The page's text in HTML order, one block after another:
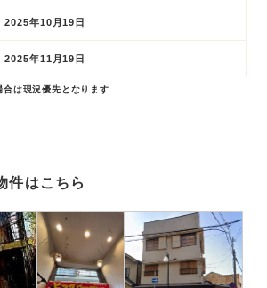
2025年10月19日
2025年11月19日
は現況優先となります
件はこちら